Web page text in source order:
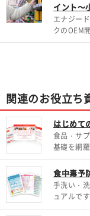
イント～
エナジー
クのOEM
関連のお役立ち
はじめて
食品・サ
基礎を網
食中毒予
手洗い・
ュアルです